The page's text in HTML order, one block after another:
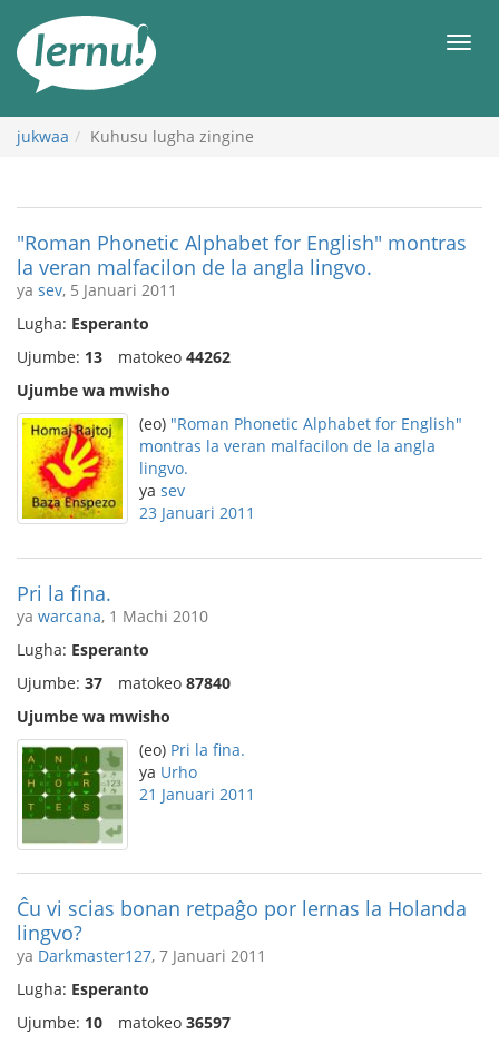
maudhui
jukwaa Kuhusu lugha zingine
"Roman Phonetic Alphabet for English" montras
la veran malfacilon de la angla lingvo.
ya sev, 5 Januari 2011
Lugha: Esperanto
Ujumbe: 13 matokeo 44262
Ujumbe wa mwisho
(eo) "Roman Phonetic Alphabet for English"
montras la veran malfacilon de la angla
lingvo.
ya sev
23 Januari 2011
Pri la fina.
ya warcana, 1 Machi 2010
Lugha: Esperanto
Ujumbe: 37 matokeo 87840
Ujumbe wa mwisho
(eo) Pri la fina.
ya Urho
21 Januari 2011
Ĉu vi scias bonan retpaĝo por lernas la Holanda
lingvo?
ya Darkmaster127, 7 Januari 2011
Lugha: Esperanto
Ujumbe: 10 matokeo 36597